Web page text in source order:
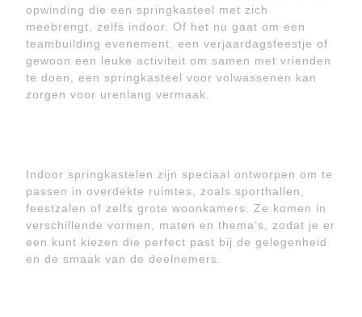
opwinding die een springkasteel met zich
meebrengt, zelfs indoor. Of het nu gaat om een
teambuilding evenement, een verjaardagsfeestje of
gewoon een leuke activiteit om samen met vrienden
te doen, een springkasteel voor volwassenen kan
zorgen voor urenlang vermaak.
Indoor springkastelen zijn speciaal ontworpen om te
passen in overdekte ruimtes, zoals sporthallen,
feestzalen of zelfs grote woonkamers. Ze komen in
verschillende vormen, maten en thema’s, zodat je er
een kunt kiezen die perfect past bij de gelegenheid
en de smaak van de deelnemers.